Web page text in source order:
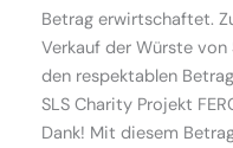
Betrag erwirtschaftet.
Verkauf der Würste von
den respektablen
SLS Charity Projekt
Dank! Mit diesem